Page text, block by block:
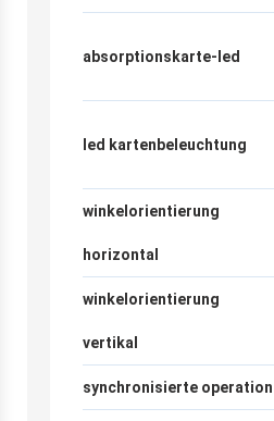
absorptionskarte-led
led kartenbeleuchtung
winkelorientierung
horizontal
winkelorientierung
vertikal
synchronisierte operation